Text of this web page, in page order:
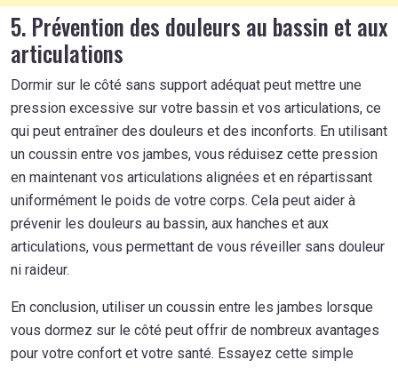
5. Prévention des douleurs au bassin et aux
articulations
Dormir sur le côté sans support adéquat peut mettre une
pression excessive sur votre bassin et vos articulations, ce
qui peut entraîner des douleurs et des inconforts. En utilisant
un coussin entre vos jambes, vous réduisez cette pression
en maintenant vos articulations alignées et en répartissant
uniformément le poids de votre corps. Cela peut aider à
prévenir les douleurs au bassin, aux hanches et aux
articulations, vous permettant de vous réveiller sans douleur
ni raideur.
En conclusion, utiliser un coussin entre les jambes lorsque
vous dormez sur le côté peut offrir de nombreux avantages
pour votre confort et votre santé. Essayez cette simple